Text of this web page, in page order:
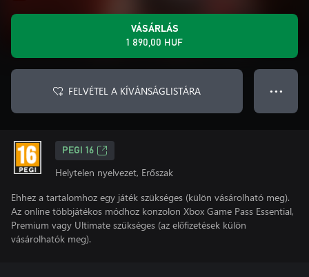
VÁSÁRLÁS
1 890,00 HUF
FELVÉTEL A KÍVÁNSÁGLISTÁRA ● ● ●
PEGI 16
Helytelen nyelvezet, Erőszak
Ehhez a tartalomhoz egy játék szükséges (külön vásárolható meg).
Az online többjátékos módhoz konzolon Xbox Game Pass Essential,
Premium vagy Ultimate szükséges (az előfizetések külön
vásárolhatók meg).